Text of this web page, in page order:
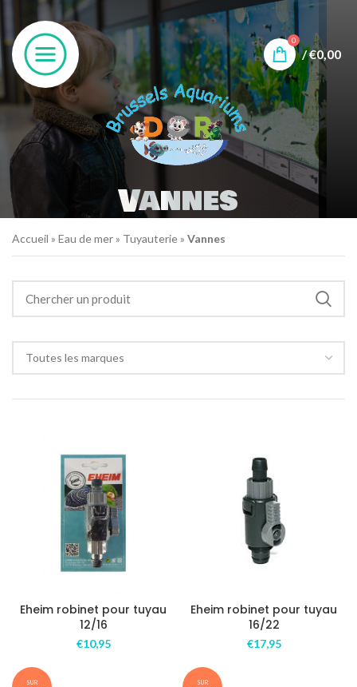
0
/€0,00
Vannes
Accueil » Eau de mer» Tuyauterie» Vannes
Toutes les marques
Eheim robinet pour tuyau
12/16
€10,95
Eheim robinet pour tuyau
16/22
€17,95
SUR
SUR